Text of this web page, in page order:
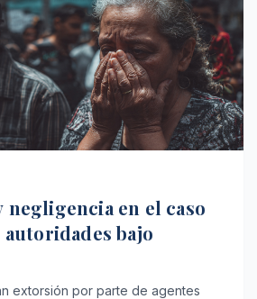
en el caso
bajo
extorsión por parte de agentes